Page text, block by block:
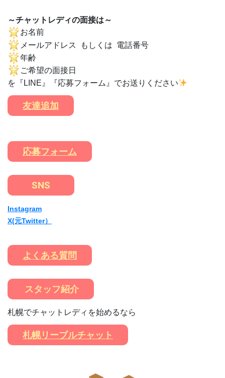
～チャットレディの面接は～
お名前
メールアドレス もしくは 電話番号
年齢
ご希望の面接日
を『LINE』『応募フォーム』でお送りください
友達追加
応募フォーム
SNS
Instagram
X(元Twitter）
よくある質問
スタッフ紹介
札幌でチャットレディを始めるなら
札幌リーブルチャット